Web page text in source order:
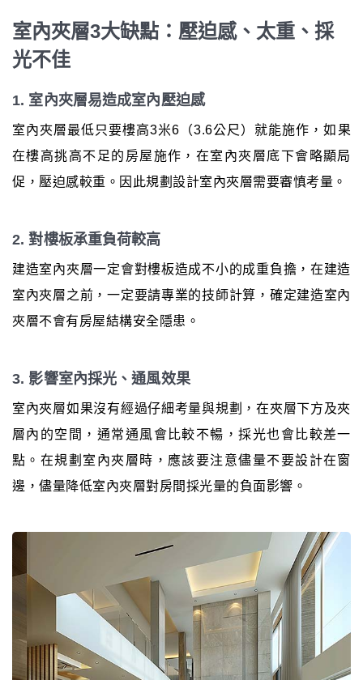
室內夾層3大缺點：壓迫感、太重、採
光不佳
1. 室內夾層易造成室內壓迫感
室內夾層最低只要樓高3米6（3.6公尺）就能施作，如果
在樓高挑高不足的房屋施作，在室內夾層底下會略顯局
促，壓迫感較重。因此規劃設計室內夾層需要審慎考量。
2. 對樓板承重負荷較高
建造室內夾層一定會對樓板造成不小的成重負擔，在建造
室內夾層之前，一定要請專業的技師計算，確定建造室內
夾層不會有房屋結構安全隱患。
3. 影響室內採光、通風效果
室內夾層如果沒有經過仔細考量與規劃，在夾層下方及夾
層內的空間，通常通風會比較不暢，採光也會比較差一
點。在規劃室內夾層時，應該要注意儘量不要設計在窗
邊，儘量降低室內夾層對房間採光量的負面影響。